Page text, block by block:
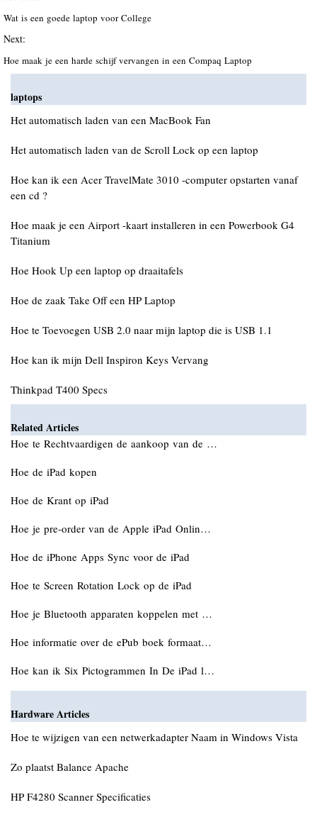
Wat is een goede laptop voor College
Next:
Hoe maak je een harde schijf vervangen in een Compaq Laptop
laptops
Het automatisch laden van een MacBook Fan
Het automatisch laden van de Scroll Lock op een laptop
Hoe kan ik een Acer TravelMate 3010 -computer opstarten vanaf
een cd ?
Hoe maak je een Airport -kaart installeren in een Powerbook G4
Titanium
Hoe Hook Up een laptop op draaitafels
Hoe de zaak Take Off een HP Laptop
Hoe te Toevoegen USB 2.0 naar mijn laptop die is USB 1.1
Hoe kan ik mijn Dell Inspiron Keys Vervang
Thinkpad T400 Specs
Related Articles
Hoe te Rechtvaardigen de aankoop van de …
Hoe de iPad kopen
Hoe de Krant op iPad
Hoe je pre-order van de Apple iPad Onlin…
Hoe de iPhone Apps Sync voor de iPad
Hoe te Screen Rotation Lock op de iPad
Hoe je Bluetooth apparaten koppelen met …
Hoe informatie over de ePub boek formaat…
Hoe kan ik Six Pictogrammen In De iPad l…
Hardware Articles
Hoe te wijzigen van een netwerkadapter Naam in Windows Vista
Zo plaatst Balance Apache
HP F4280 Scanner Specificaties